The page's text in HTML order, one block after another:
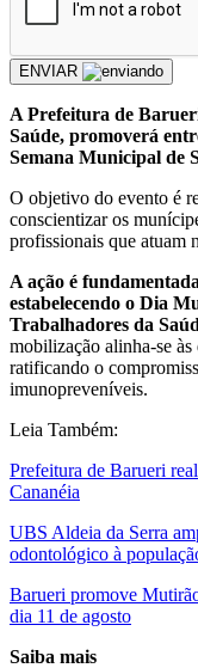
ENVIAR
A Prefeitura de
Saúde, promoverá
Semana Municipal de
O objetivo do evento é
conscientizar os
profissionais que atuam
A ação é
estabelecendo o Dia
Trabalhadores da
mobilização alinha-se
ratificando o
imunopreveníveis.
Leia Também:
Prefeitura de Barueri
Cananéia
UBS Aldeia da Serra
odontológico à
Barueri promove
dia 11 de agosto
Saiba mais